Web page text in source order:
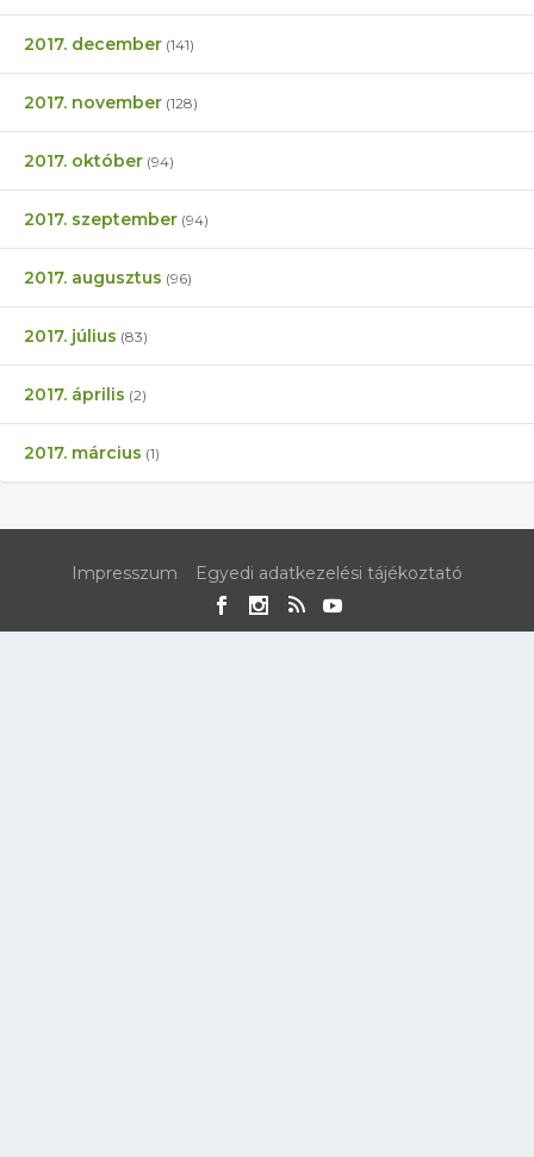
2017. december (141)
2017. november (128)
2017. október (94)
2017. szeptember (94)
2017. augusztus (96)
2017. július (83)
2017. április (2)
2017. március (1)
Impresszum Egyedi adatkezelési tájékoztató